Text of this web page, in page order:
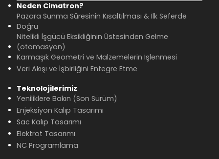
Neden Cimatron?
Pazara Sunma Süresinin Kısaltılması & İlk Seferde
Doğru
Nitelikli İşgücü Eksikliğinin Üstesinden Gelme
(otomasyon)
Karmaşık Geometri ve Malzemelerin İşlenmesi
Veri Akışı ve İşbirliğini Entegre Etme
Teknolojilerimiz
Yeniliklere Bakın (Son Sürüm)
Enjeksiyon Kalıp Tasarımı
Sac Kalıp Tasarımı
Elektrot Tasarımı
NC Programlama